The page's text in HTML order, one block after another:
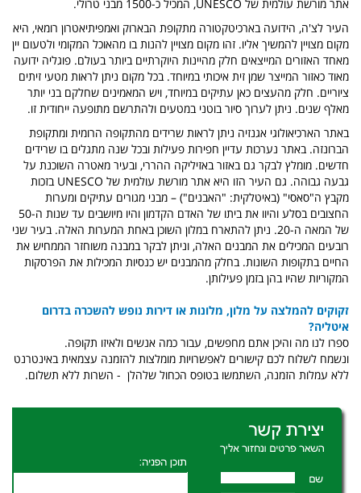
אתר מורשת עולמית של UNESCO, המכיל כ-1500 מבני טרולי.
העיר לצ'ה, הידועה בארכיטקטורה מתקופת הבארוק ואמפיתיאטרון רומאי, היא
מקום מצויין להמשיך אליו. זהו מקום מצויין להנות בו מהאוכל המקומי ולטעום יין
מאחד האזורים המייצאים חלק מהיינות היוקרתיים ביותר בעולם. פוגליה ידועה
מאוד כאזור המייצר שמן זית איכותי במיוחד. בכל מקום ניתן לראות מטעי זיתים
ציוריים. חלק מהעצים כאן עתיקים במיוחד, ויש המאמינים שחלקם בני יותר
מאלף שנים. ניתן לערוך סיור בוטני במטעים ולהתרשם מתופעה ייחודית זו.
באתר הארכיאולוגי אגנזיה ניתן לראות שרידים מהתקופה הרומית ומתקופת
הברונזה. באתר נערכות עדיין חפירות פעילות ובכל שנה מתגלים בו שרידים
חדשים. מומלץ לבקר גם באזור באזיליקה ההררי, ובעיר מאטרה השוכנת על
גבעה גבוהה. גם העיר הזו היא אתר מורשת עולמית של UNESCO בזכות
מקבץ ה"סאסי" (באיטלקית: "האבנים") – מבני מגורים עתיקים ומערות
החצובים בסלע והיוו את ביתו של האדם הקדמון והיו מיושבים עד שנות ה-50
של המאה ה-20. ניתן להתארח במלון השוכן באחת המערות האלה. בעיר שני
רובעים המכילים את המבנים האלה, וניתן לבקר במבנה משוחזר הממחיש את
החיים בתקופות השונות. בחלק מהמבנים יש כנסיות המכילות את הפרסקות
המקוריות שהיו בהן בזמן פעילותן.
זקוקים להמלצה על מלון, מלונות או דירות נופש להשכרה בדרום
איטליה?
ספרו לנו מה והיכן אתם מחפשים, עבור כמה אנשים ולאיזו תקופה.
ונשמח לשלוח לכם קישורים לאפשרויות מומלצות להזמנה עצמאית באינטרנט
ללא עמלות הזמנה, השתמשו בטופס הכחול שלהלן - השרות ללא תשלום.